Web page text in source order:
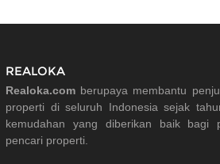
REALOKA
Realoka.com berupaya membantu
properti di seluruh Indonesia sejak
kemudahan yang diberikan baik bagi
pencari properti.